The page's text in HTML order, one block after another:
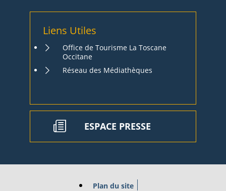
Liens Utiles
Office de Tourisme La Toscane
Occitane
Réseau des Médiathèques
ESPACE PRESSE
Plan du site